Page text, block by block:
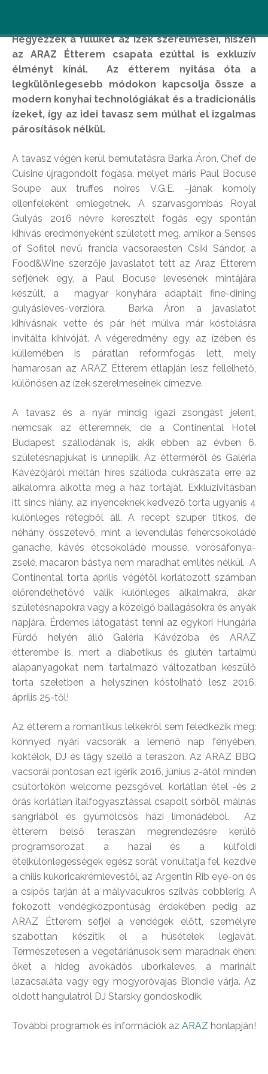
Hegyezzék a fülüket az ízek szerelmesei, hiszen
az ARAZ Étterem csapata ezúttal is exkluzív
élményt kínál. Az étterem nyitása óta a
legkülönlegesebb módokon kapcsolja össze a
modern konyhai technológiákat és a tradicionális
ízeket, így az idei tavasz sem múlhat el izgalmas
párosítások nélkül.
A tavasz végén kerül bemutatásra Barka Áron, Chef de
Cuisine újragondolt fogása, melyet máris Paul Bocuse
Soupe aux truffes noires V.G.E. –jának komoly
ellenfeleként emlegetnek. A szarvasgombás Royal
Gulyás 2016 névre keresztelt fogás egy spontán
kihívás eredményeként született meg, amikor a Senses
of Sofitel nevű francia vacsoraesten Csíki Sándor, a
Food&Wine szerzője javaslatot tett az Araz Étterem
séfjének egy, a Paul Bocuse levesének mintájára
készült, a magyar konyhára adaptált fine-dining
gulyásleves-verzióra. Barka Áron a javaslatot
kihívásnak vette és pár hét múlva már kóstolásra
invitálta kihívóját. A végeredmény egy, az ízében és
küllemében is páratlan reformfogás lett, mely
hamarosan az ARAZ Étterem étlapján lesz fellelhető,
különösen az ízek szerelmeseinek címezve.
A tavasz és a nyár mindig igazi zsongást jelent,
nemcsak az étteremnek, de a Continental Hotel
Budapest szállodának is, akik ebben az évben 6.
születésnapjukat is ünneplik. Az étterméről és Galéria
Kávézójáról méltán híres szálloda cukrászata erre az
alkalomra alkotta meg a ház tortáját. Exkluzivitásban
itt sincs hiány, az ínyenceknek kedvező torta ugyanis 4
különleges rétegből áll. A recept szuper titkos, de
néhány összetevő, mint a levendulás fehércsokoládé
ganache, kávés étcsokoládé mousse, vörösáfonya-
zselé, macaron bástya nem maradhat említés nélkül. A
Continental torta április végétől korlátozott számban
előrendelhetővé válik különleges alkalmakra, akár
születésnapokra vagy a közelgő ballagásokra és anyák
napjára. Érdemes látogatást tenni az egykori Hungária
Fürdő helyén álló Galéria Kávézóba és ARAZ
étterembe is, mert a diabetikus és glutén tartalmú
alapanyagokat nem tartalmazó változatban készülő
torta szeletben a helyszínen kóstolható lesz 2016.
április 25-től!
Az étterem a romantikus lelkekről sem feledkezik meg:
könnyed nyári vacsorák a lemenő nap fényében,
koktélok, DJ és lágy szellő a teraszon. Az ARAZ BBQ
vacsorái pontosan ezt ígérik 2016. június 2-ától minden
csütörtökön welcome pezsgővel, korlátlan étel -és 2
órás korlátlan italfogyasztással csapolt sörből, málnás
sangriából és gyümölcsös házi limonádéból. Az
étterem belső teraszán megrendezésre kerülő
programsorozat a hazai és a külföldi
ételkülönlegességek egész sorát vonultatja fel, kezdve
a chilis kukoricakrémlevestől, az Argentin Rib eye-on és
a csípős tarján át a mályvacukros szilvás cobblerig. A
fokozott vendégközpontúság érdekében pedig az
ARAZ Étterem séfjei a vendégek előtt, személyre
szabottan készítik el a húsételek legjavát.
Természetesen a vegetáriánusok sem maradnak éhen:
őket a hideg avokádós uborkaleves, a marinált
lazacsaláta vagy egy mogyoróvajas Blondie várja. Az
oldott hangulatról DJ Starsky gondoskodik.
További programok és információk az ARAZ honlapján!